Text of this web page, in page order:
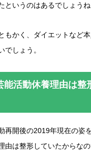
というのはあるでしょうね
もかく、ダイエットなど
でしょう。
能活動休養理由は整
再開後の2019年現在の姿
由は整形していたからな